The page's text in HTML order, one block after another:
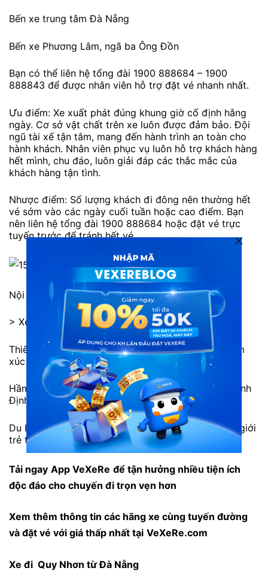
Bến xe trung tâm Đà Nẵng
Bến xe Phương Lâm, ngã ba Ông Đồn
Bạn có thể liên hệ tổng đài 1900 888684 – 1900
888843 để được nhân viên hỗ trợ đặt vé nhanh nhất.
Ưu điểm: Xe xuất phát đúng khung giờ cố định hằng
ngày. Cơ sở vật chất trên xe luôn được đảm bảo. Đội
ngũ tài xế tận tâm, mang đến hành trình an toàn cho
hành khách. Nhân viên phục vụ luôn hỗ trợ khách hàng
hết mình, chu đáo, luôn giải đáp các thắc mắc của
khách hàng tận tình.
Nhược điểm: Số lượng khách đi đông nên thường hết
vé sớm vào các ngày cuối tuần hoặc cao điểm. Bạn
nên liên hệ tổng đài 1900 888684 hoặc đặt vé trực
tuyến trước để tránh hết vé.
Nội thất xe Tân Dương Hồng
> Xem thêm:
Thiên đường biển Quy Nhơn, nơi làm thăng hoa cảm
xúc xê dịch
Hầm Cù Mông: Công trình rút ngắn khoảng cách Bình
Định – Phú Yên
Du lịch hậu Covid-19: Gợi ý top 10 điểm đến được giới
trẻ thích mê
Tải ngay App VeXeRe để tận hưởng nhiều tiện ích
độc đáo cho chuyến đi trọn vẹn hơn
Xem thêm thông tin các hãng xe cùng tuyến đường
và đặt vé với giá thấp nhất tại VeXeRe.com
Xe đi Quy Nhơn từ Đà Nẵng